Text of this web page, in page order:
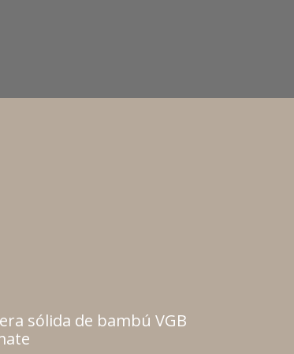
sólida de bambú VGB